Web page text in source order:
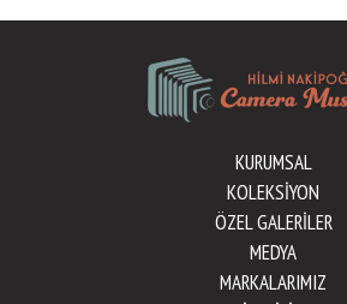
KURUMSAL
KOLEKSİYON
ÖZEL GALERİLER
MEDYA
MARKALARIMIZ